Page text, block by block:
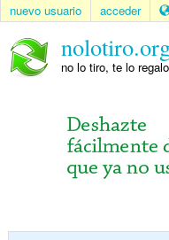
nuevo usuario acceder
no lo tiro, te lo